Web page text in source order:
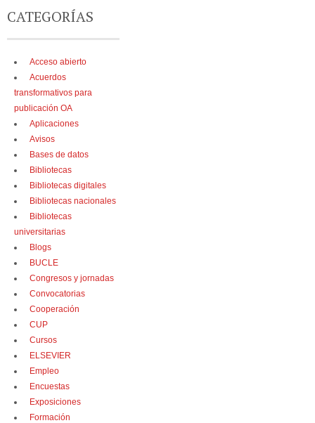
CATEGORÍAS
Acceso abierto
Acuerdos
transformativos para
publicación OA
Aplicaciones
Avisos
Bases de datos
Bibliotecas
Bibliotecas digitales
Bibliotecas nacionales
Bibliotecas
universitarias
Blogs
BUCLE
Congresos y jornadas
Convocatorias
Cooperación
CUP
Cursos
ELSEVIER
Empleo
Encuestas
Exposiciones
Formación